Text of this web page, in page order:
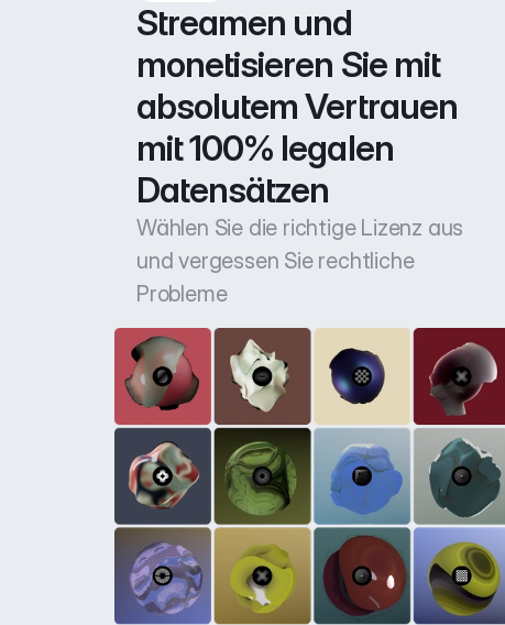
Streamen und
monetisieren Sie mit
absolutem Vertrauen
mit 100% legalen
Datensätzen
Wählen Sie die richtige Lizenz aus
und vergessen Sie rechtliche
Probleme